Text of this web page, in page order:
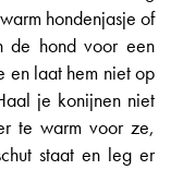
hondenjasje of
de hond voor een
en laat hem niet op
je konijnen niet
te warm voor ze,
staat en leg er